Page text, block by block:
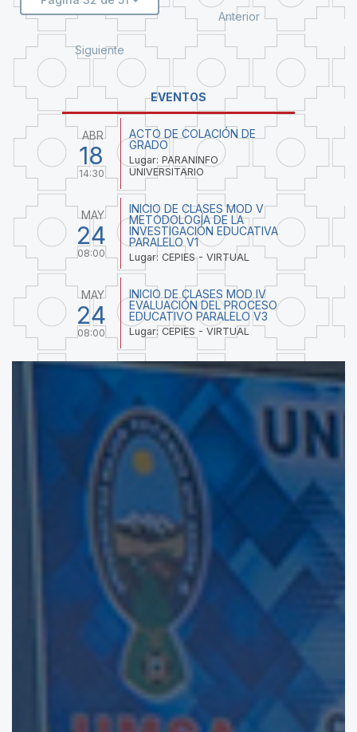
Anterior
Siguiente
EVENTOS
ABR
18
14:30
ACTO DE COLACIÓN DE
GRADO
Lugar: PARANINFO
UNIVERSITARIO
MAY
24
08:00
INICIO DE CLASES MOD V
METODOLOGÍA DE LA
INVESTIGACIÓN EDUCATIVA
PARALELO V1
Lugar: CEPIES - VIRTUAL
MAY
24
08:00
INICIO DE CLASES MOD IV
EVALUACIÓN DEL PROCESO
EDUCATIVO PARALELO V3
Lugar: CEPIES - VIRTUAL